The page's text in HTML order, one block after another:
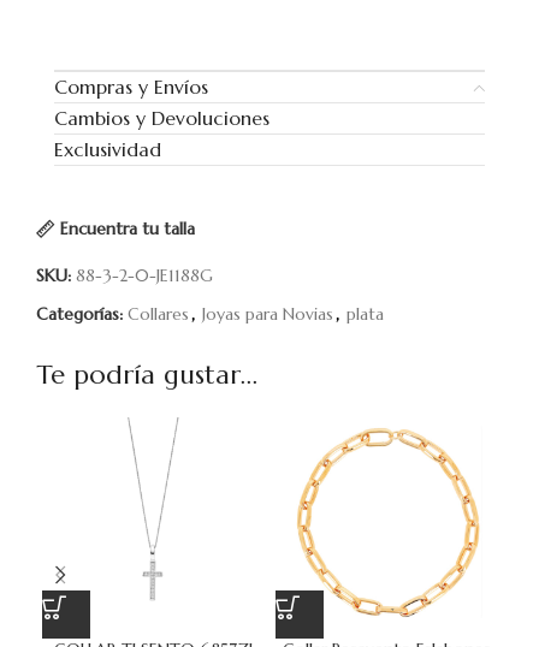
Encuentra tu talla
Compras y Envíos
Cambios y Devoluciones
Exclusividad
SKU: 88-3-2-0-JE1188G
Categorías: Collares, Joyas para Novias, plata
Te podría gustar...